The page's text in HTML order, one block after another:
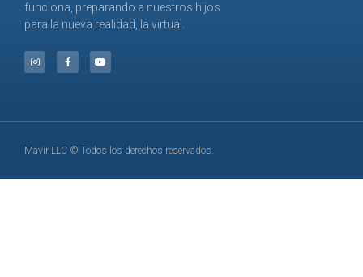
funciona, preparando a nuestros hijos
para la nueva realidad, la virtual.
Mavir LLC © Todos los derechos reservados.